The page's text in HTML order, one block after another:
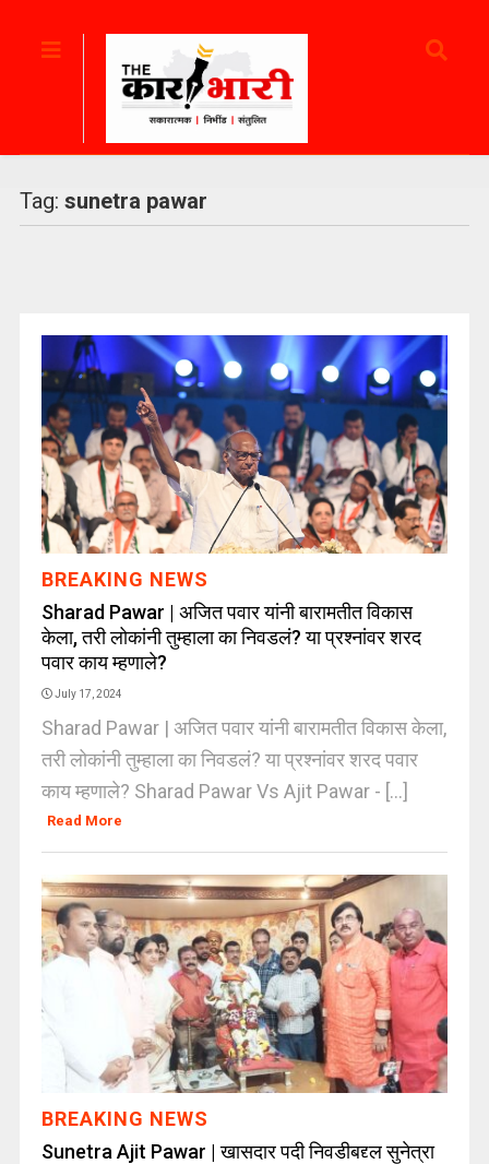
Tag: sunetra pawar
BREAKING NEWS
Sharad Pawar | अजित पवार यांनी बारामतीत विकास
केला, तरी लोकांनी तुम्हाला का निवडलं? या प्रश्नांवर शरद
पवार काय म्हणाले?
July 17, 2024
Sharad Pawar | अजित पवार यांनी बारामतीत विकास केला,
तरी लोकांनी तुम्हाला का निवडलं? या प्रश्नांवर शरद पवार
काय म्हणाले? Sharad Pawar Vs Ajit Pawar - [...]
Read More
BREAKING NEWS
Sunetra Ajit Pawar | खासदार पदी निवडीबद्द्ल सुनेत्रा